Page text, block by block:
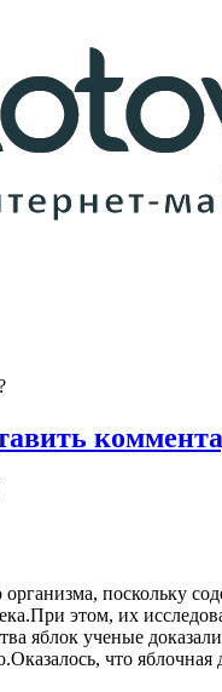
поскольку
этом, их
яблок ученые
что яблочная